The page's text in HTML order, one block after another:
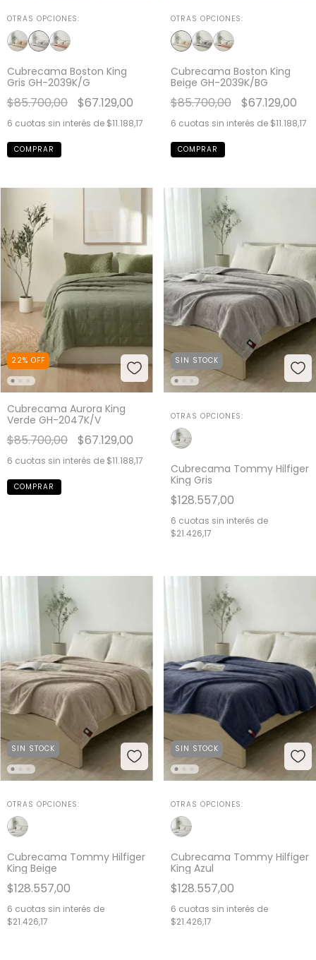
OTRAS OPCIONES:
Cubrecama Boston King
Gris GH-2039K/G
$85.700,00 $67.129,00
6 cuotas sin interés de $11.188,17
OTRAS OPCIONES:
Cubrecama Boston King
Beige GH-2039K/BG
$85.700,00 $67.129,00
6 cuotas sin interés de $11.188,17
22% OFF
Cubrecama Aurora King
Verde GH-2047K/V
$85.700,00 $67.129,00
6 cuotas sin interés de $11.188,17
SIN STOCK
OTRAS OPCIONES:
Cubrecama Tommy Hilfiger
King Gris
$128.557,00
6 cuotas sin interés de
$21.426,17
SIN STOCK
OTRAS OPCIONES:
Cubrecama Tommy Hilfiger
King Beige
$128.557,00
6 cuotas sin interés de
$21.426,17
SIN STOCK
OTRAS OPCIONES:
Cubrecama Tommy Hilfiger
King Azul
$128.557,00
6 cuotas sin interés de
$21.426,17